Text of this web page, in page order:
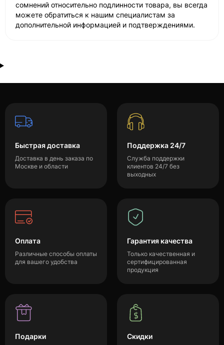
сомнений относительно подлинности товара, вы всегда
можете обратиться к нашим специалистам за
дополнительной информацией и подтверждениями.
Быстрая доставка
Доставка в день заказа по
Москве и области
Поддержка 24/7
Служба поддержки
клиентов 24/7 без
выходных
Оплата
Различные способы оплаты
для вашего удобства
Гарантия качества
Только качественная и
сертифицированная
продукция
Подарки Скидки